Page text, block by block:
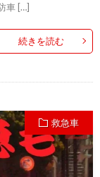
車 […]
続きを読む
救急車